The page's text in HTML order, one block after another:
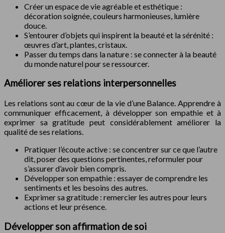
Créer un espace de vie agréable et esthétique :
décoration soignée, couleurs harmonieuses, lumière
douce.
S’entourer d’objets qui inspirent la beauté et la sérénité :
œuvres d’art, plantes, cristaux.
Passer du temps dans la nature : se connecter à la beauté
du monde naturel pour se ressourcer.
Améliorer ses relations interpersonnelles
Les relations sont au cœur de la vie d’une Balance. Apprendre à
communiquer efficacement, à développer son empathie et à
exprimer sa gratitude peut considérablement améliorer la
qualité de ses relations.
Pratiquer l’écoute active : se concentrer sur ce que l’autre
dit, poser des questions pertinentes, reformuler pour
s’assurer d’avoir bien compris.
Développer son empathie : essayer de comprendre les
sentiments et les besoins des autres.
Exprimer sa gratitude : remercier les autres pour leurs
actions et leur présence.
Développer son affirmation de soi